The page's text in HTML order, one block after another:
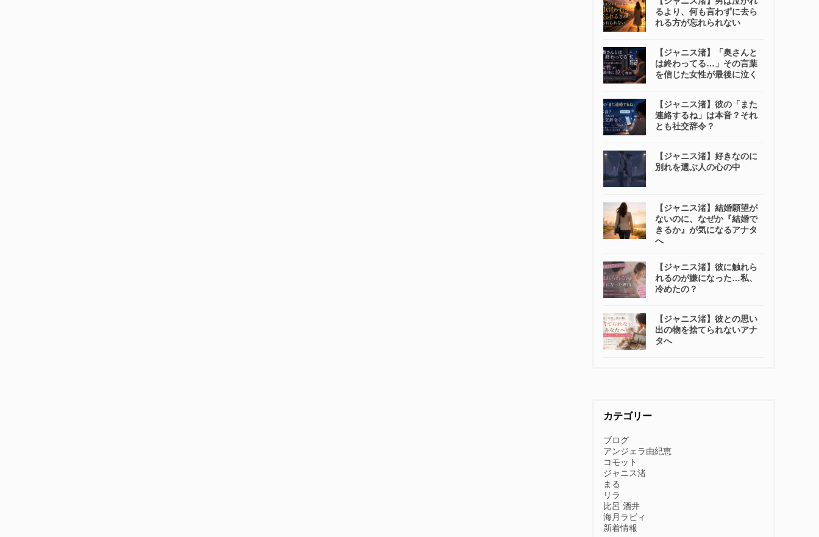
るより、何も言わずに去ら
れる方が忘れられない
【ジャニス渚】「奥さんと
は終わってる…」その言葉
を信じた女性が最後に泣く
【ジャニス渚】彼の「また
連絡するね」は本音？それ
とも社交辞令？
【ジャニス渚】好きなのに
別れを選ぶ人の心の中
【ジャニス渚】結婚願望が
ないのに、なぜか『結婚で
きるか』が気になるアナタ
へ
【ジャニス渚】彼に触れら
れるのが嫌になった…私、
冷めたの？
【ジャニス渚】彼との思い
出の物を捨てられないアナ
タへ
カテゴリー
ブログ
アンジェラ由紀恵
コモット
ジャニス渚
まる
リラ
比呂 酒井
海月ラビィ
新着情報